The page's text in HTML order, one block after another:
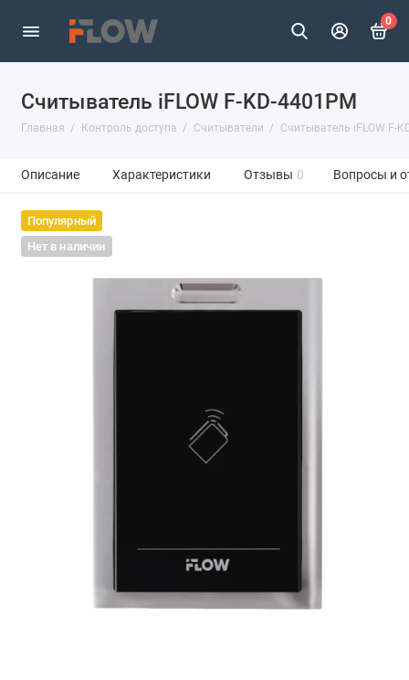
0
Считыватель iFLOW F-KD-4401PM
Главная Контроль доступа Считыватели Считыватель iFLOW F-
Описание Характеристики Отзывы 0 Вопросы и
Популярный
Нет в наличии